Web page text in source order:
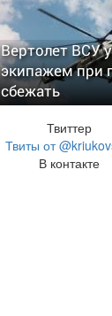
Вертолет ВСУ
экипажем при
сбежать
Твиттер
Твиты от
В контакте